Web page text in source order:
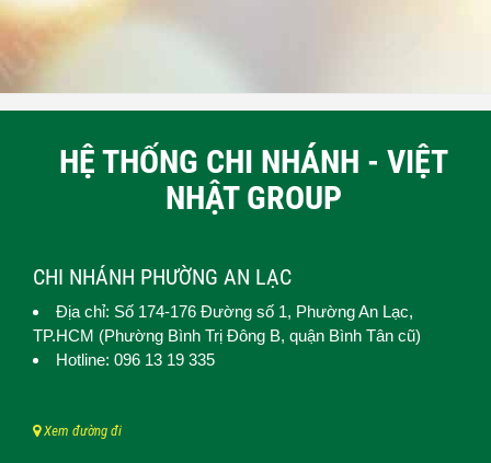
HỆ THỐNG CHI NHÁNH - VIỆT
NHẬT GROUP
CHI NHÁNH PHƯỜNG AN LẠC
Địa chỉ: Số 174-176 Đường số 1, Phường An Lạc,
TP.HCM (Phường Bình Trị Đông B, quận Bình Tân cũ)
Hotline: 096 13 19 335
Xem đường đi